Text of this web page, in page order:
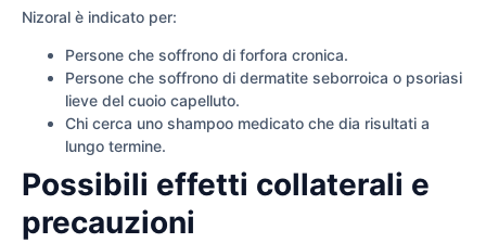
Nizoral è indicato per:
Persone che soffrono di forfora cronica.
Persone che soffrono di dermatite seborroica o psoriasi
lieve del cuoio capelluto.
Chi cerca uno shampoo medicato che dia risultati a
lungo termine.
Possibili effetti collaterali e
precauzioni